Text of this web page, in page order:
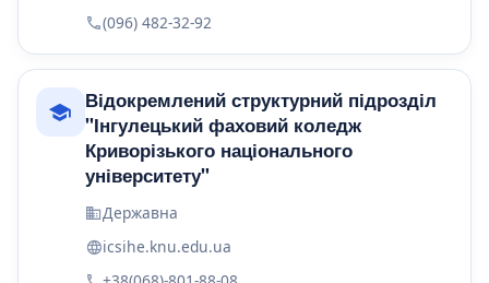
(096) 482-32-92
Відокремлений структурний підрозділ
"Інгулецький фаховий коледж
Криворізького національного
університету"
Державна
icsihe.knu.edu.ua